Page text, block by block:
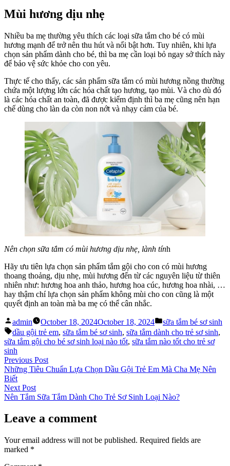
Mùi hương dịu nhẹ
Nhiều ba mẹ thường yêu thích các loại sữa tắm cho bé có mùi
hương mạnh để trở nên thu hút và nổi bật hơn. Tuy nhiên, khi lựa
chọn sản phẩm dành cho bé, thì ba mẹ cần loại bỏ ngay sở thích này
để bảo vệ sức khỏe cho con yêu.
Thực tế cho thấy, các sản phẩm sữa tắm có mùi hương nồng thường
chứa một lượng lớn các hóa chất tạo hương, tạo mùi. Và cho dù đó
là các hóa chất an toàn, đã được kiểm định thì ba mẹ cũng nên hạn
chế dùng cho làn da còn non nớt và nhạy cảm của bé.
Nên chọn sữa tắm có mùi hương dịu nhẹ, lành tính
Hãy ưu tiên lựa chọn sản phẩm tắm gội cho con có mùi hương
thoang thoảng, dịu nhẹ, mùi hương đến từ các nguyên liệu từ thiên
nhiên như: hương hoa anh thảo, hương hoa cúc, hương hoa nhài, …
hay thậm chí lựa chọn sản phẩm không mùi cho con cũng là một
quyết định an toàn mà ba mẹ có thể cân nhắc.
Posted
by
admin October 18, 2024October 18, 2024
Posted
in
sữa tắm bé sơ sinh
Tags:
dầu gội trẻ em, sữa tắm bé sơ sinh, sữa tắm dành cho trẻ sơ sinh,
sữa tắm gội cho bé sơ sinh loại nào tốt, sữa tắm nào tốt cho trẻ sơ
sinh
Post
navigation
Previous PostPrevious
post:
Những Tiêu Chuẩn Lựa Chọn Dầu Gội Trẻ Em Mà Cha Mẹ Nên
Biết
Next PostNext
post:
Nên Tắm Sữa Tắm Dành Cho Trẻ Sơ Sinh Loại Nào?
Leave a comment
Your email address will not be published. Required fields are
marked *